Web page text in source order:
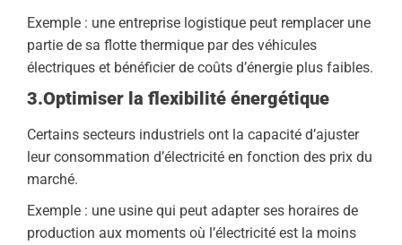
Exemple : une entreprise logistique peut remplacer une
partie de sa flotte thermique par des véhicules
électriques et bénéficier de coûts d’énergie plus faibles.
3.Optimiser la flexibilité énergétique
Certains secteurs industriels ont la capacité d’ajuster
leur consommation d’électricité en fonction des prix du
marché.
Exemple : une usine qui peut adapter ses horaires de
production aux moments où l’électricité est la moins